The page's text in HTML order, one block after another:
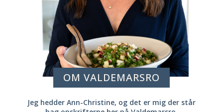
OM VALDEMARSRO
Jeg hedder Ann-Christine, og det er mig der står